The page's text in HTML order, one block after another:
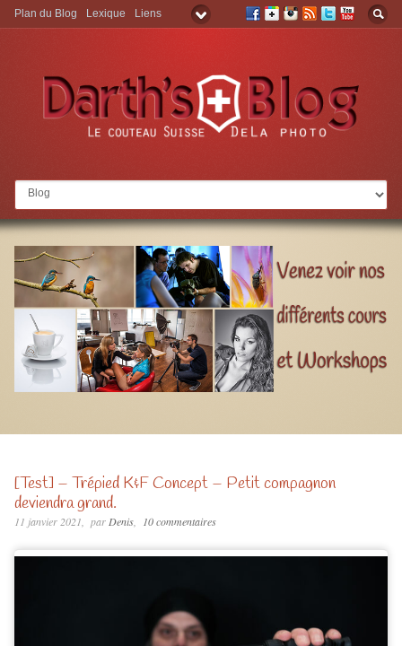
Aller à:
Plan du Blog Lexique Liens
[Test] – Trépied K&F Concept – Petit compagnon
deviendra grand.
11 janvier 2021 parDenis 10 commentaires